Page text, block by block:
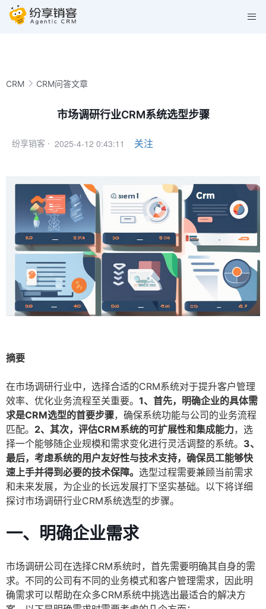
CRM CRM问答文章
市场调研行业CRM系统选型步骤
纷享销客 · 2025-4-12 0:43:11 关注
摘要
在市场调研行业中，选择合适的CRM系统对于提升客户管理
效率、优化业务流程至关重要。 1、首先，明确企业的具体需
求是CRM选型的首要步骤，确保系统功能与公司的业务流程
匹配。 2、其次，评估CRM系统的可扩展性和集成能力，选
择一个能够随企业规模和需求变化进行灵活调整的系统。 3、
最后，考虑系统的用户友好性与技术支持，确保员工能够快
速上手并得到必要的技术保障。 选型过程需要兼顾当前需求
和未来发展，为企业的长远发展打下坚实基础。以下将详细
探讨市场调研行业CRM系统选型的步骤。
一、明确企业需求
市场调研公司在选择CRM系统时，首先需要明确其自身的需
求。不同的公司有不同的业务模式和客户管理需求，因此明
确需求可以帮助在众多CRM系统中挑选出最适合的解决方